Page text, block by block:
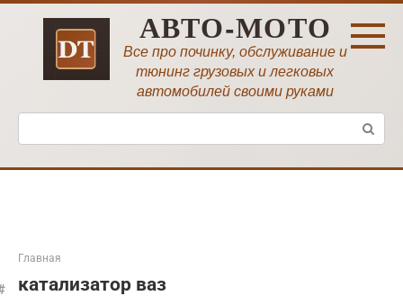
Перейти
АВТО-МОТО
Все про починку, обслуживание и
тюнинг грузовых и легковых
автомобилей своими руками
Поиск:
Главная
катализатор ваз